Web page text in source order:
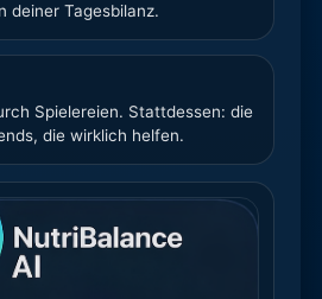
deiner Tagesbilanz.
Spielereien. Stattdessen: die
die wirklich helfen.